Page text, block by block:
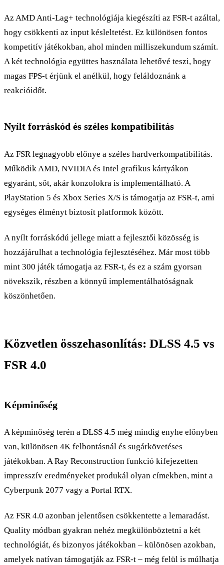
Az AMD Anti-Lag+ technológiája kiegészíti az FSR-t azáltal,
hogy csökkenti az input késleltetést. Ez különösen fontos
kompetitív játékokban, ahol minden milliszekundum számít.
A két technológia együttes használata lehetővé teszi, hogy
magas FPS-t érjünk el anélkül, hogy feláldoznánk a
reakcióidőt.
Nyílt forráskód és széles kompatibilitás
Az FSR legnagyobb előnye a széles hardverkompatibilitás.
Működik AMD, NVIDIA és Intel grafikus kártyákon
egyaránt, sőt, akár konzolokra is implementálható. A
PlayStation 5 és Xbox Series X/S is támogatja az FSR-t, ami
egységes élményt biztosít platformok között.
A nyílt forráskódú jellege miatt a fejlesztői közösség is
hozzájárulhat a technológia fejlesztéséhez. Már most több
mint 300 játék támogatja az FSR-t, és ez a szám gyorsan
növekszik, részben a könnyű implementálhatóságnak
köszönhetően.
Közvetlen összehasonlítás: DLSS 4.5 vs
FSR 4.0
Képminőség
A képminőség terén a DLSS 4.5 még mindig enyhe előnyben
van, különösen 4K felbontásnál és sugárkövetéses
játékokban. A Ray Reconstruction funkció kifejezetten
impresszív eredményeket produkál olyan címekben, mint a
Cyberpunk 2077 vagy a Portal RTX.
Az FSR 4.0 azonban jelentősen csökkentette a lemaradást.
Quality módban gyakran nehéz megkülönböztetni a két
technológiát, és bizonyos játékokban – különösen azokban,
amelyek natívan támogatják az FSR-t – még felül is múlhatja